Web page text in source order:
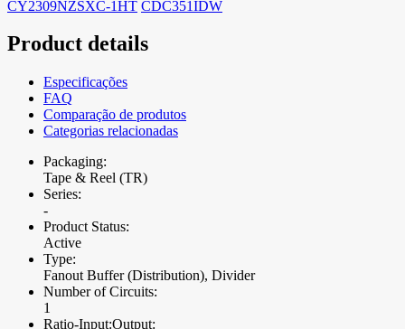
CY2309NZSXC-1HT CDC351IDW
Product details
Especificações
FAQ
Comparação de produtos
Categorias relacionadas
Packaging:
Tape & Reel (TR)
Series:
-
Product Status:
Active
Type:
Fanout Buffer (Distribution), Divider
Number of Circuits:
1
Ratio-Input:Output: